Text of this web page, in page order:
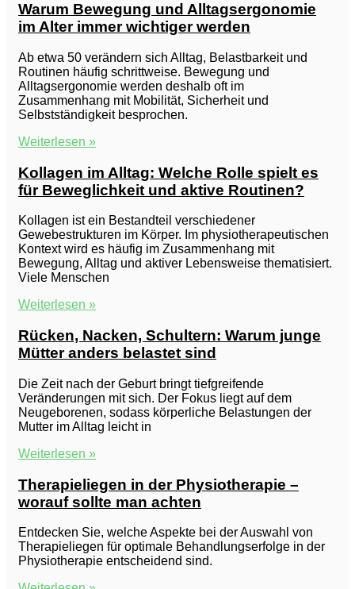
Warum Bewegung und Alltagsergonomie
im Alter immer wichtiger werden
Ab etwa 50 verändern sich Alltag, Belastbarkeit und
Routinen häufig schrittweise. Bewegung und
Alltagsergonomie werden deshalb oft im
Zusammenhang mit Mobilität, Sicherheit und
Selbstständigkeit besprochen.
Weiterlesen »
Kollagen im Alltag: Welche Rolle spielt es
für Beweglichkeit und aktive Routinen?
Kollagen ist ein Bestandteil verschiedener
Gewebestrukturen im Körper. Im physiotherapeutischen
Kontext wird es häufig im Zusammenhang mit
Bewegung, Alltag und aktiver Lebensweise thematisiert.
Viele Menschen
Weiterlesen »
Rücken, Nacken, Schultern: Warum junge
Mütter anders belastet sind
Die Zeit nach der Geburt bringt tiefgreifende
Veränderungen mit sich. Der Fokus liegt auf dem
Neugeborenen, sodass körperliche Belastungen der
Mutter im Alltag leicht in
Weiterlesen »
Therapieliegen in der Physiotherapie –
worauf sollte man achten
Entdecken Sie, welche Aspekte bei der Auswahl von
Therapieliegen für optimale Behandlungserfolge in der
Physiotherapie entscheidend sind.